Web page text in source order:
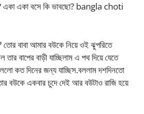
একা একা বসে কি ভাবছো? bangla choti
বাবা আমার বউকে নিয়ে ওই ঝুপরিতে
বাপের বাড়ী যাচ্ছিলাম এ পথ দিয়ে যেতে
কত দিনের জন্য যাচ্ছিস.বললাম দশদিনতো
বউকে একবার চুদে দেই আর বউটাও রাজি হয়ে